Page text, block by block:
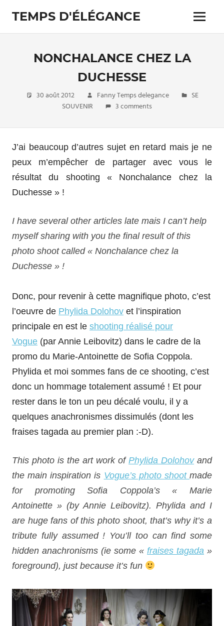
content
TEMPS D'ÉLÉGANCE
Pour
passionnés
Menu
NONCHALANCE CHEZ LA
DUCHESSE
30 août 2012 Fanny Temps delegance
SE
SOUVENIR
3 comments
J’ai beaucoup d’autres sujet en retard mais je ne
peux m’empêcher de partager avec vous le
résultat du shooting « Nonchalance chez la
Duchesse » !
I have several other articles late mais I can’t help
myself sharing with you the final result of this
photo shoot called « Nonchalance chez la
Duchesse » !
Donc, pour revenir à cette magnifique photo, c’est
l’oeuvre de Phylida Dolohov et l’inspiration
principale en est le shooting réalisé pour
Vogue (par Annie Leibovitz) dans le cadre de la
promo du Marie-Antoinette de Sofia Coppola.
Phylida et moi sommes fans de ce shooting, c’est
donc un hommage totalement assumé ! Et pour
rester dans le ton un peu décalé voulu, il y a
quelques anachronismes dissimulés (dont les
fraises tagada au premier plan :-D).
This photo is the art work of Phylida Dolohovand
the main inspiration is Vogue’s photo shootmade
for promoting Sofia Coppola’s « Marie
Antoinette » (by Annie Leibovitz). Phylida and I
are huge fans of this photo shoot, that’s why it’s a
tribute fully assumed ! You’ll too can find some
hidden anachronisms (ie some « fraises tagada »
foreground), just because it’s fun